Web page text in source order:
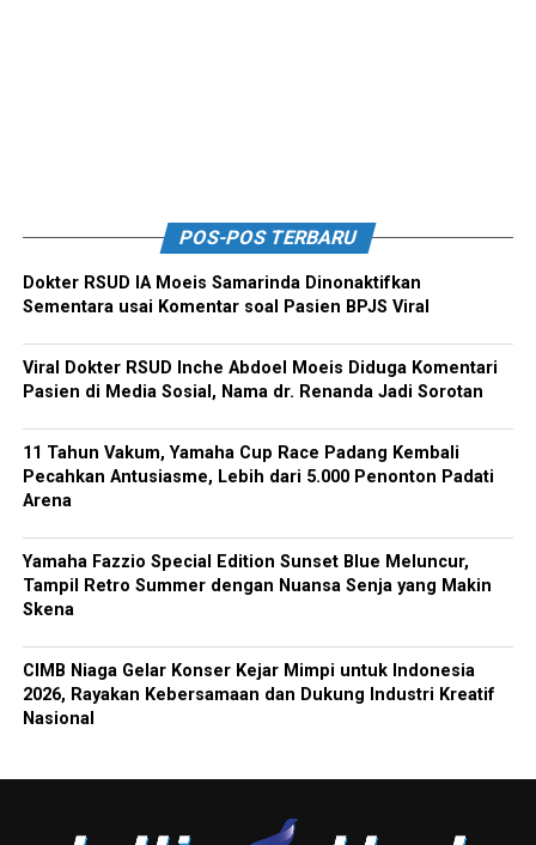
POS-POS TERBARU
Dokter RSUD IA Moeis Samarinda Dinonaktifkan
Sementara usai Komentar soal Pasien BPJS Viral
Viral Dokter RSUD Inche Abdoel Moeis Diduga Komentari
Pasien di Media Sosial, Nama dr. Renanda Jadi Sorotan
11 Tahun Vakum, Yamaha Cup Race Padang Kembali
Pecahkan Antusiasme, Lebih dari 5.000 Penonton Padati
Arena
Yamaha Fazzio Special Edition Sunset Blue Meluncur,
Tampil Retro Summer dengan Nuansa Senja yang Makin
Skena
CIMB Niaga Gelar Konser Kejar Mimpi untuk Indonesia
2026, Rayakan Kebersamaan dan Dukung Industri Kreatif
Nasional